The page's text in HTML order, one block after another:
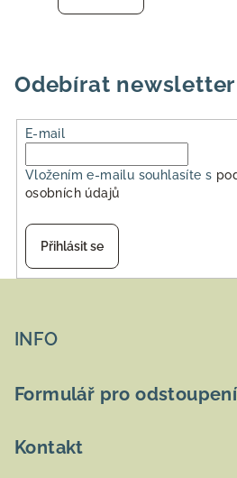
Odebírat newsletter
E-mail
Vložením e-mailu souhlasíte s
osobních údajů
Přihlásit se
INFO
Formulář pro
Kontakt